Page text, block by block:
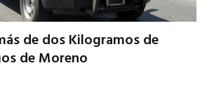
de dos Kilogramos de
de Moreno